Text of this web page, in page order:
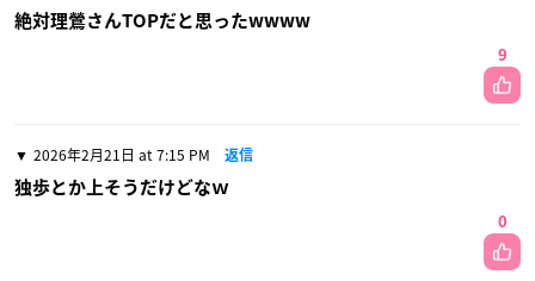
絶対理鶯さんTOPだと思ったwwww
9
2026年2月21日 at 7:15 PM 返信
独歩とか上そうだけどなｗ
0